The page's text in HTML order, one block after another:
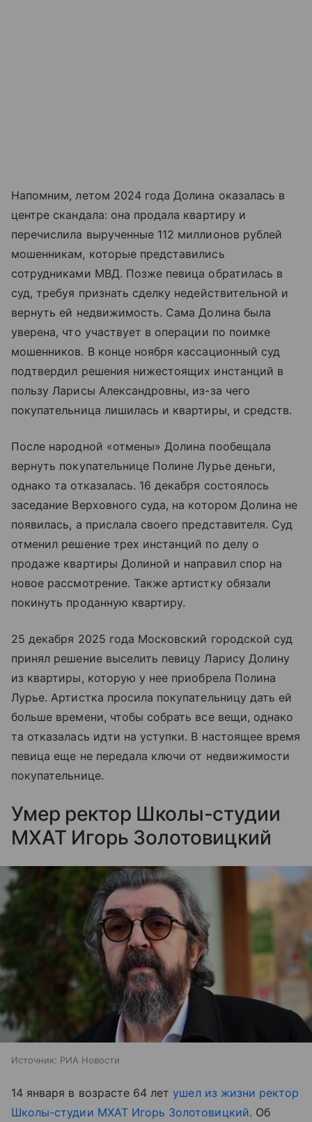
Напомним, летом 2024 года Долина оказалась в
центре скандала: она продала квартиру и
перечислила вырученные 112 миллионов рублей
мошенникам, которые представились
сотрудниками МВД. Позже певица обратилась в
суд, требуя признать сделку недействительной и
вернуть ей недвижимость. Сама Долина была
уверена, что участвует в операции по поимке
мошенников. В конце ноября кассационный суд
подтвердил решения нижестоящих инстанций в
пользу Ларисы Александровны, из-за чего
покупательница лишилась и квартиры, и средств.
После народной «отмены» Долина пообещала
вернуть покупательнице Полине Лурье деньги,
однако та отказалась. 16 декабря состоялось
заседание Верховного суда, на котором Долина не
появилась, а прислала своего представителя. Суд
отменил решение трех инстанций по делу о
продаже квартиры Долиной и направил спор на
новое рассмотрение. Также артистку обязали
покинуть проданную квартиру.
25 декабря 2025 года Московский городской суд
принял решение выселить певицу Ларису Долину
из квартиры, которую у нее приобрела Полина
Лурье. Артистка просила покупательницу дать ей
больше времени, чтобы собрать все вещи, однако
та отказалась идти на уступки. В настоящее время
певица еще не передала ключи от недвижимости
покупательнице.
Умер ректор Школы-студии
МХАТ Игорь Золотовицкий
Источник: РИА Новости
14 января в возрасте 64 летушел из жизни ректор
Школы-студии МХАТ Игорь Золотовицкий. Об